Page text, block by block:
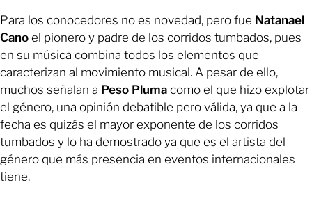
Para los conocedores no es novedad, pero fue Natanael
Cano el pionero y padre de los corridos tumbados, pues
en su música combina todos los elementos que
caracterizan al movimiento musical. A pesar de ello,
muchos señalan a Peso Pluma como el que hizo explotar
el género, una opinión debatible pero válida, ya que a la
fecha es quizás el mayor exponente de los corridos
tumbados y lo ha demostrado ya que es el artista del
género que más presencia en eventos internacionales
tiene.